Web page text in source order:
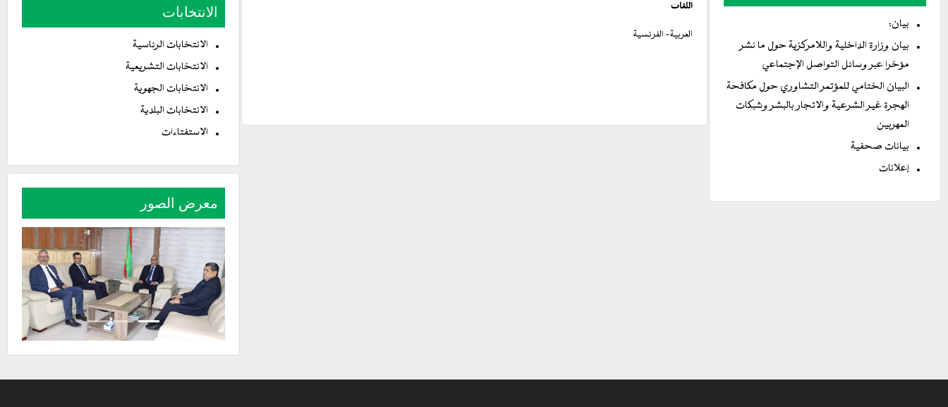
بيان:
بيان وزارة الداخلية واللامركزية حول ما نشر
مؤخرا عبر وسائل التواصل الإجتماعي
البيان الختامي للمؤتمر التشاوري حول مكافحة
الهجرة غير الشرعية والاتجار بالبشر وشبكات
المهربين
بيانات صحفية
إعلانات
اللغات
العربية- الفرنسية
الانتخابات
الانتخابات الرئاسية
الانتخابات التشريعية
الانتخابات الجهوية
الانتخابات البلدية
الاستفتاءات
معرض الصور